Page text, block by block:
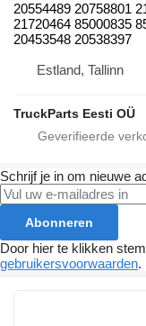
20554489 20758801
21720464 85000835
20453548 20538397
Estland, Tallinn
TruckParts Eesti OÜ
Schrijf je in om nieuwe
Abonneren
Door hier te klikken
gebruikersvoorwaarden.